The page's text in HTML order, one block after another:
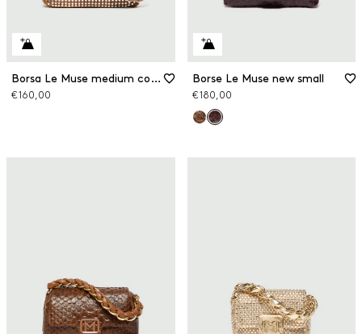
Borsa Le Muse medium con strass
€ 160,00
Borse Le Muse new small
€ 180,00